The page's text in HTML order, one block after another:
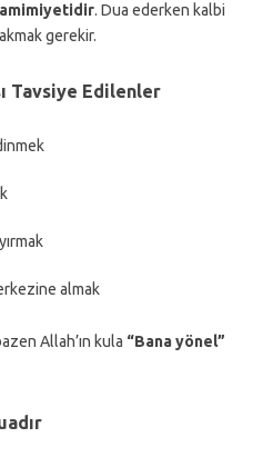
. Dua ederken kalbi
gerekir.
Tavsiye Edilenler
almak
Allah’ın kula “Bana yönel”